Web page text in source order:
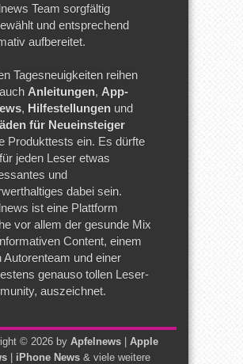
Team sorgfältig
und entsprechend
aufbereitet.
Tagesneuigkeiten reihen
Anleitungen, App-
, Hilfestellungen und
für Neueinsteiger
Produkttests ein. Es dürfte
jeden Leser etwas
und
dabei sein.
ist eine Plattform
vor allem der gesunde Mix
Content, einem
Autorenteam und einer
genauso tollen Leser-
auszeichnet.
© 2026 by Apfelnews | Apple
| iPhone News & viele weitere